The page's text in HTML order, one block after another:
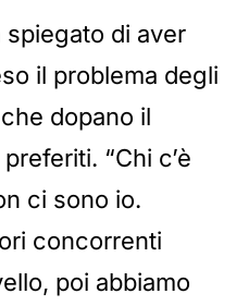
spiegato di aver
il problema degli
dopano il
“Chi c’è
ci sono io.
concorrenti
poi abbiamo